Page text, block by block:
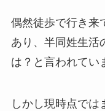
偶然徒歩で行き来
あり、半同姓生活
は？と言われてい
しかし現時点では